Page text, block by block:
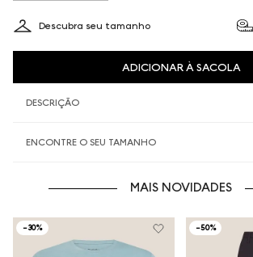
Descubra seu tamanho
ADICIONAR À SACOLA
DESCRIÇÃO
ENCONTRE O SEU TAMANHO
MAIS NOVIDADES
-30% -50%